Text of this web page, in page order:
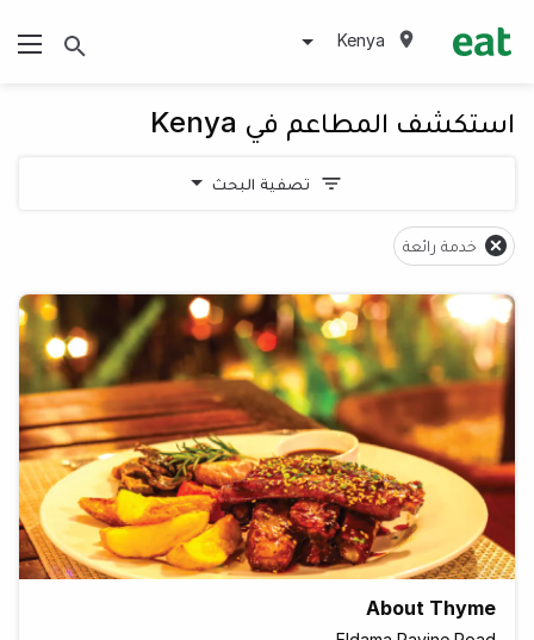
Kenya
استكشف المطاعم في Kenya
تصفية البحث
خدمة رائعة
About Thyme